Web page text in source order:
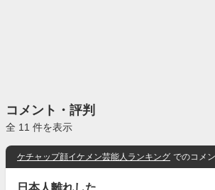
コメント・評判
全 11 件を表示
ケチャップ顔イケメン芸能人ランキング でのコメ
日本人離れした